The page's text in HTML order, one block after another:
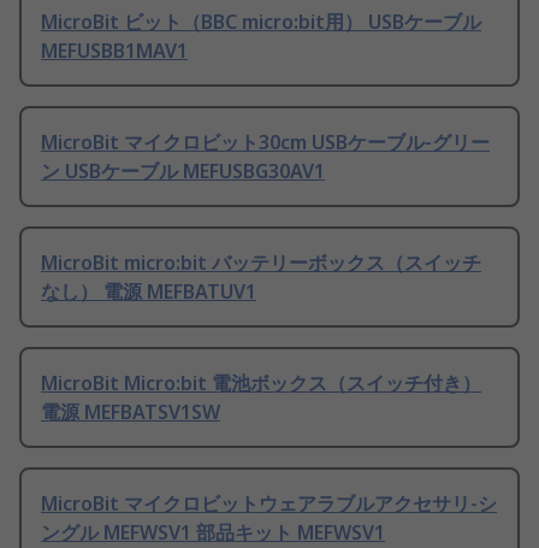
MicroBit ビット（BBC micro:bit用） USBケーブル
MEFUSBB1MAV1
MicroBit マイクロビット30cm USBケーブル-グリー
ン USBケーブル MEFUSBG30AV1
MicroBit micro:bit バッテリーボックス（スイッチ
なし） 電源 MEFBATUV1
MicroBit Micro:bit 電池ボックス（スイッチ付き）
電源 MEFBATSV1SW
MicroBit マイクロビットウェアラブルアクセサリ-シ
ングル MEFWSV1 部品キット MEFWSV1